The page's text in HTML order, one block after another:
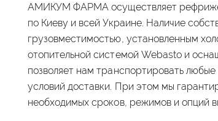
АМИКУМ ФАРМА осуществляет
по Киеву и всей Украине. Наличие
грузовместимостью, установленным
отопительной системой Webasto и
позволяет нам транспортировать
условий доставки. При этом мы
необходимых сроков, режимов и опций